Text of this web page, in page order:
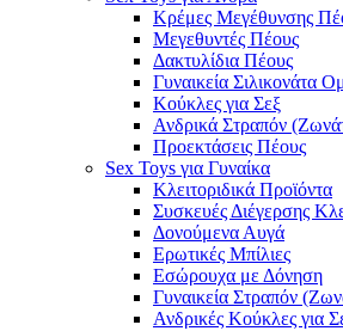
Κρέμες Μεγέθυνσης
Μεγεθυντές Πέους
Δακτυλίδια Πέους
Γυναικεία Σιλικονάτα
Κούκλες για Σεξ
Ανδρικά Στραπόν
Προεκτάσεις Πέους
Sex Toys για Γυναίκα
Κλειτοριδικά Προϊόντα
Συσκευές Διέγερσης
Δονούμενα Αυγά
Ερωτικές Μπίλιες
Εσώρουχα με Δόνηση
Γυναικεία Στραπόν
Ανδρικές Κούκλες για